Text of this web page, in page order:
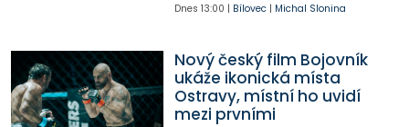
Dnes 13:00 | Bílovec| Michal Slonina
Nový český film Bojovník
ukáže ikonická místa
Ostravy, místní ho uvidí
mezi prvními